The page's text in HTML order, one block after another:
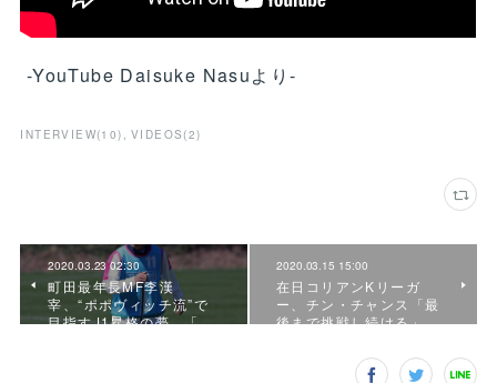
-YouTube Daisuke Nasuより-
INTERVIEW(10) VIDEOS (2)
2020.03.23 02:30
町田最年長MF李漢
宰、“ポポヴィッチ流”で
目指すJ1昇格の夢 「…
2020.03.15 15:00
在日コリアンKリーガ
ー、チン・チャンス「最
後まで挑戦し続ける」